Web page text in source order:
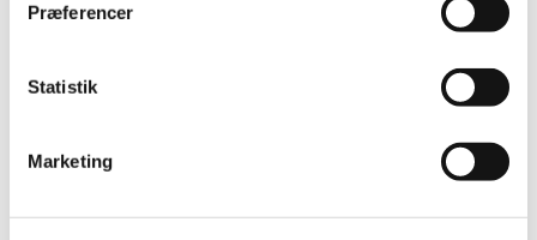
Præferencer
Statistik
Marketing
maj (1)
marts (3)
januar (6)
2010 (7)